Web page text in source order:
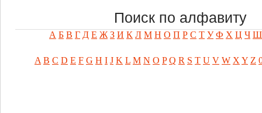
Поиск по алфавиту
А Б В Г Д Е Ж З И К Л М Н О П Р С Т У Ф Х Ц Ч Ш
A B C D E F G H I J K L M N O P Q R S T U V W X Y Z